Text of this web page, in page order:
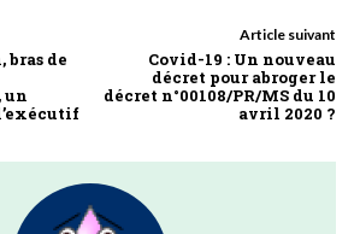
bras de
un
Article suivant
Covid-19 : Un nouveau
décret pour abroger le
décret n°00108/PR/MS du 10
avril 2020 ?